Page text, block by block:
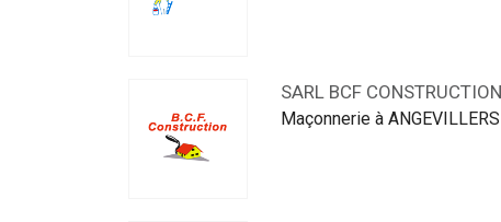
SARL BCF
Maçonnerie à ANGEVILLERS